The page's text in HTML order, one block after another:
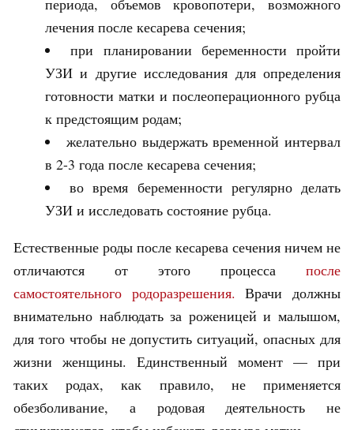
лечения после кесарева сечения;
при планировании беременности пройти
УЗИ и другие исследования для определения
готовности матки и послеоперационного рубца
к предстоящим родам;
желательно выдержать временной интервал
в 2-3 года после кесарева сечения;
во время беременности регулярно делать
УЗИ и исследовать состояние рубца.
Естественные роды после кесарева сечения ничем не
отличаются от этого процесса после
самостоятельного родоразрешения. Врачи должны
внимательно наблюдать за роженицей и малышом,
для того чтобы не допустить ситуаций, опасных для
жизни женщины. Единственный момент — при
таких родах, как правило, не применяется
обезболивание, а родовая деятельность не